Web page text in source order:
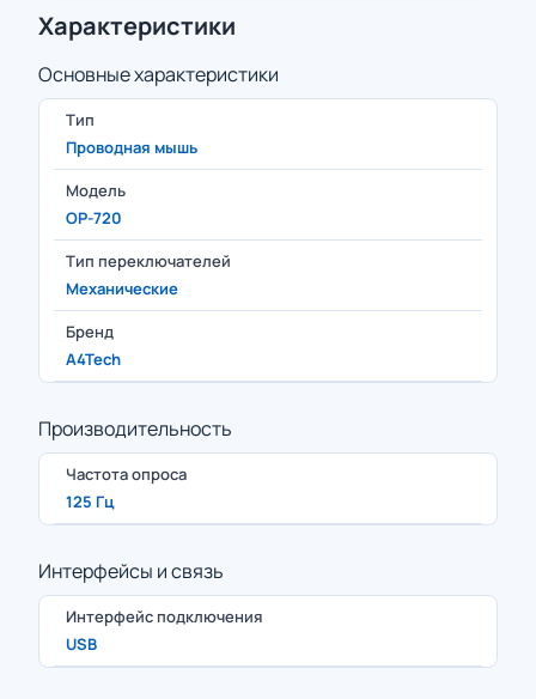
Характеристики
Основные характеристики
Тип
Проводная мышь
Модель
OP-720
Тип переключателей
Механические
Бренд
A4Tech
Производительность
Частота опроса
125 Гц
Интерфейсы и связь
Интерфейс подключения
USB